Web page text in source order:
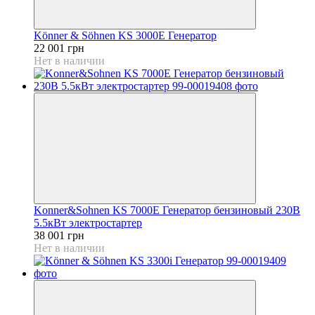
Könner & Söhnen KS 3000E Генератор
22 001 грн
Нет в наличии
Konner&Sohnen KS 7000E Генератор бензиновый 230В
5.5кВт электростартер
38 001 грн
Нет в наличии